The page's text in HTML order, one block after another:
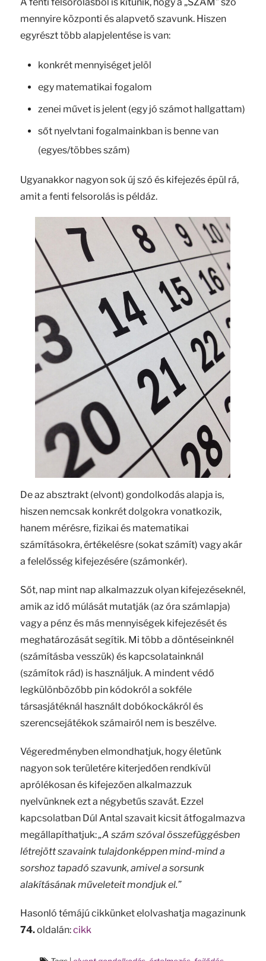
mennyire központi és alapvető szavunk. Hiszen
egyrészt több alapjelentése is van:
konkrét mennyiséget jelöl
egy matematikai fogalom
zenei művet is jelent (egy jó számot hallgattam)
sőt nyelvtani fogalmainkban is benne van
(egyes/többes szám)
Ugyanakkor nagyon sok új szó és kifejezés épül rá,
amit a fenti felsorolás is példáz.
De az absztrakt (elvont) gondolkodás alapja is,
hiszen nemcsak konkrét dolgokra vonatkozik,
hanem mérésre, fizikai és matematikai
számításokra, értékelésre (sokat számít) vagy akár
a felelősség kifejezésére (számonkér).
Sőt, nap mint nap alkalmazzuk olyan kifejezéseknél,
amik az idő múlását mutatják (az óra számlapja)
vagy a pénz és más mennyiségek kifejezését és
meghatározását segítik. Mi több a döntéseinknél
(számításba vesszük) és kapcsolatainknál
(számítok rád) is használjuk. A mindent védő
legkülönbözőbb pin kódokról a sokféle
társasjátéknál használt dobókockákról és
szerencsejátékok számairól nem is beszélve.
Végeredményben elmondhatjuk, hogy életünk
nagyon sok területére kiterjedően rendkívül
aprólékosan és kifejezően alkalmazzuk
nyelvünknek ezt a négybetűs szavát. Ezzel
kapcsolatban Dúl Antal szavait kicsit átfogalmazva
megállapíthatjuk:„A szám szóval összefüggésben
létrejött szavaink tulajdonképpen mind-mind a
sorshoz tapadó szavunk, amivel a sorsunk
alakításának műveleteit mondjuk el.”
Hasonló témájú cikkünket elolvashatja magazinunk
74.oldalán:cikk